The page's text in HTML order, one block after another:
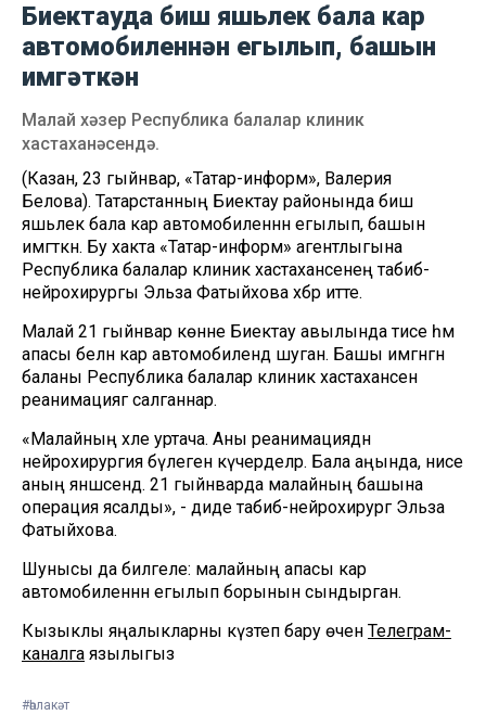
Биектауда биш яшьлек бала кар
автомобиленнән егылып, башын
имгәткән
Малай хәзер Республика балалар клиник
хастаханәсендә.
(Казан, 23 гыйнвар, «Татар-информ», Валерия
Белова). Татарстанның Биектау районында биш
яшьлек бала кар автомобиленнән егылып, башын
имгәткән. Бу хакта «Татар-информ» агентлыгына
Республика балалар клиник хастаханәсенең табиб-
нейрохирургы Эльза Фатыйхова хәбәр итте.
Малай 21 гыйнвар көнне Биектау авылында әтисе һәм
апасы белән кар автомобилендә шуган. Башы имгәнгән
баланы Республика балалар клиник хастаханәсенә
реанимациягә салганнар.
«Малайның хәле уртача. Аны реанимациядән
нейрохирургия бүлегенә күчерделәр. Бала аңында, әнисе
аның янәшәсендә. 21 гыйнварда малайның башына
операция ясалды», - диде табиб-нейрохирург Эльза
Фатыйхова.
Шунысы да билгеле: малайның апасы кар
автомобиленнән егылып борынын сындырган.
Кызыклы яңалыкларны күзәтеп бару өчен Телеграм-
каналга язылыгыз
#һәлакәт